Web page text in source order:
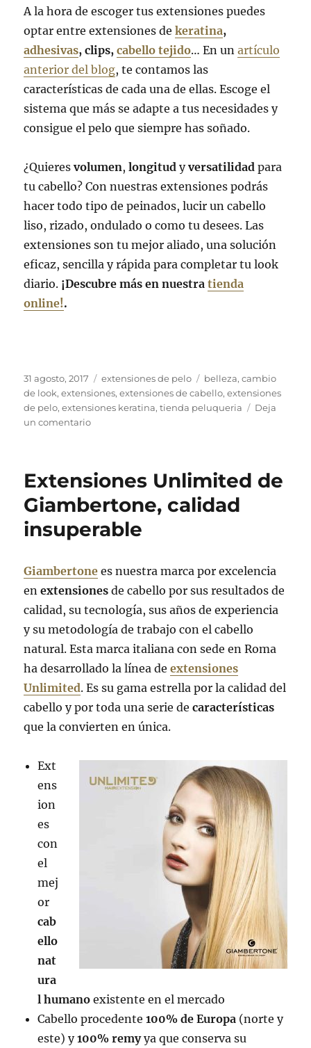
A la hora de escoger tus extensiones puedes
optar entre extensiones dekeratina,
adhesivas, clips,cabello tejido… En unartículo
anterior del blog, te contamos las
características de cada una de ellas. Escoge el
sistema que más se adapte a tus necesidades y
consigue el pelo que siempre has soñado.
¿Quieresvolumen,longitud yversatilidad para
tu cabello? Con nuestras extensiones podrás
hacer todo tipo de peinados, lucir un cabello
liso, rizado, ondulado o como tu desees. Las
extensiones son tu mejor aliado, una solución
eficaz, sencilla y rápida para completar tu look
diario. ¡Descubre más en nuestratienda
online!.
Publicado
el
31 agosto, 2017 Categorías
extensiones de pelo Etiquetas
belleza,cambio
de look,extensiones,extensiones de cabello,extensiones
de pelo,extensiones keratina,tienda peluqueria
Deja
un comentarioen
de
natural
Extensiones Unlimited de
Giambertone, calidad
insuperable
Giambertone es nuestra marca por excelencia
enextensiones de cabello por sus resultados de
calidad, su tecnología, sus años de experiencia
y su metodología de trabajo con el cabello
natural. Esta marca italiana con sede en Roma
ha desarrollado la línea deextensiones
Unlimited. Es su gama estrella por la calidad del
cabello y por toda una serie decaracterísticas
que la convierten en única.
Ext
ens
ion
es
con
el
mej
or
cab
ello
nat
ura
l humano existente en el mercado
Cabello procedente100% de Europa (norte y
este) y100% remyya que conserva su